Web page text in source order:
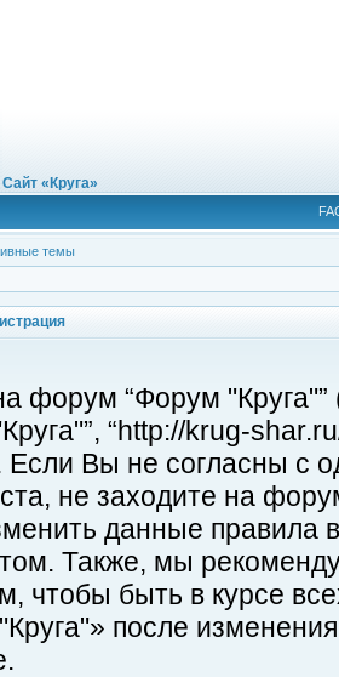
Сайт «Круга»
темы
форум “Форум
“http://krug-
Если Вы не согласны с
не заходите на
данные правила
Также, мы
чтобы быть в курсе
после